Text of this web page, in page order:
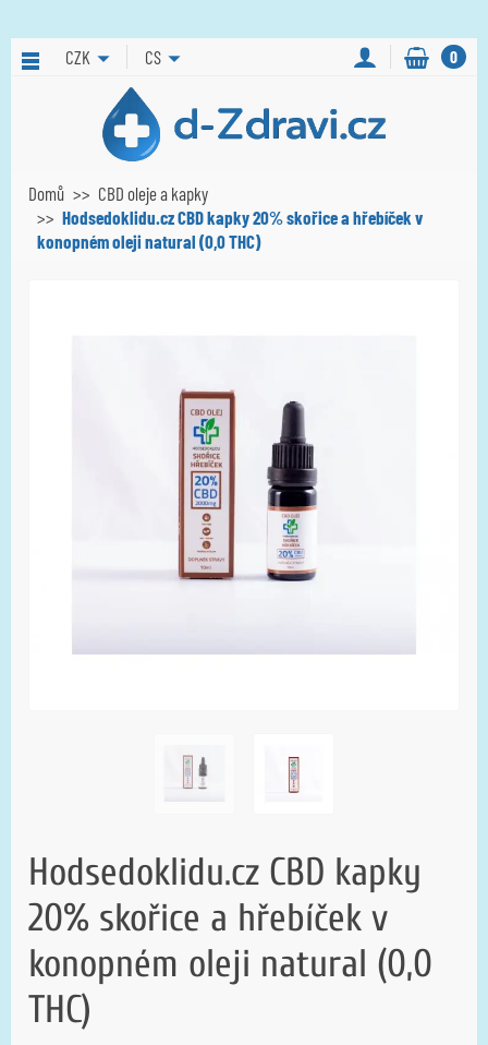
CZK CS 0
Domů
CBD oleje a kapky
Hodsedoklidu.cz CBD kapky 20% skořice a hřebíček v
konopném oleji natural (0,0 THC)
Hodsedoklidu.cz CBD kapky
20% skořice a hřebíček v
konopném oleji natural (0,0
THC)